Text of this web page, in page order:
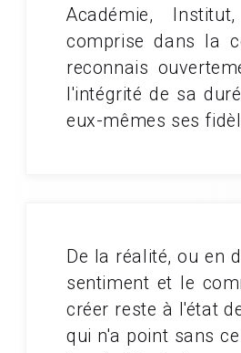
Académie,
comprise dans la
reconnais
l'intégrité de sa
eux-mêmes ses
De la réalité, ou en
sentiment et le
créer reste à l'état
qui n'a point sans